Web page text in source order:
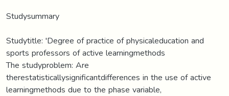
Studysummary
Studytitle: 'Degree of practice of physicaleducation and
sports professors of active learningmethods
The studyproblem: Are
therestatisticallysignificantdifferences in the use of active
learningmethods due to the phase variable,